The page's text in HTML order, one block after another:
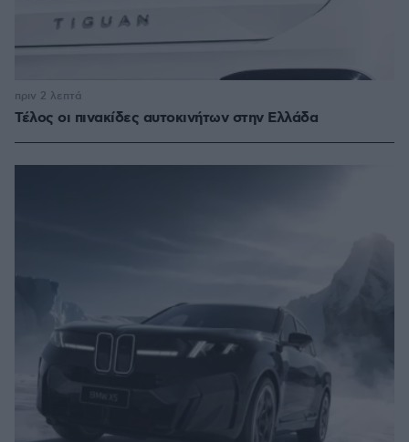
Τέλος οι πινακίδες αυτοκινήτων στην Ελλάδα
πριν 2 λεπτά